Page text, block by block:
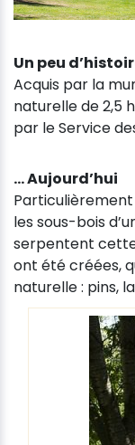
Un peu
Acquis par la
naturelle de 2,5
par le Service
… Aujourd’hui
les sous-bois
serpentent cette
ont été créées,
naturelle : pins,